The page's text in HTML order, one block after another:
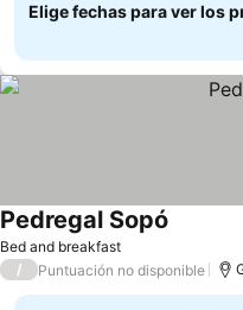
Elige fechas para ver los
Bed and breakfast
Pedregal Sopó
/ Puntuación no disponible